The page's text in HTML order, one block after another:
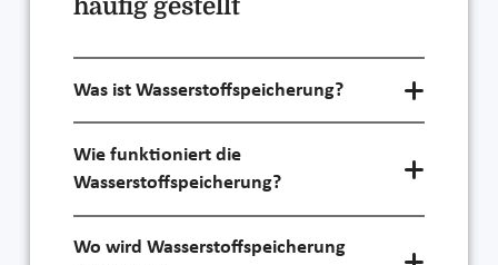
häufig gestellt
Was ist Wasserstoffspeicherung?
Wie funktioniert die
Wasserstoffspeicherung?
Wo wird Wasserstoffspeicherung